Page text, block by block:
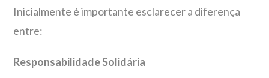
Inicialmente é importante esclarecer a diferença
entre:
Responsabilidade Solidária